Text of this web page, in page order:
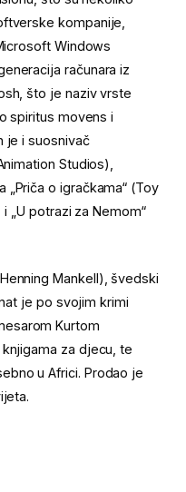
kompanije,
Windows
računara iz
što je naziv vrste
spiritus movens i
je i suosnivač
Studios),
o igračkama“ (Toy
„U potrazi za Nemom“
Mankell), švedski
je po svojim krimi
Kurtom
za djecu, te
u Africi. Prodao je